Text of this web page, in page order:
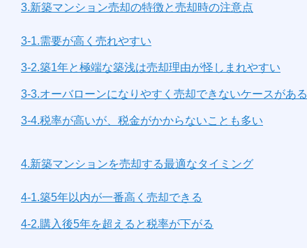
3.新築マンション売却の特徴と売却時の注意点
3-1.需要が高く売れやすい
3-2.築1年と極端な築浅は売却理由が怪しまれやすい
3-3.オーバローンになりやすく売却できないケースがある
3-4.税率が高いが、税金がかからないことも多い
4.新築マンションを売却する最適なタイミング
4-1.築5年以内が一番高く売却できる
4-2.購入後5年を超えると税率が下がる